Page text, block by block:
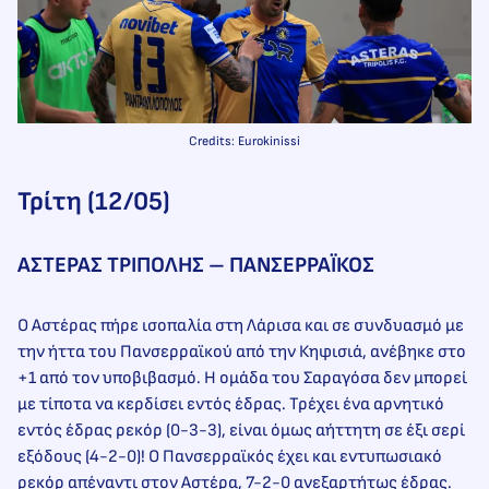
Credits: Eurokinissi
Τρίτη (12/05)
ΑΣΤΕΡΑΣ ΤΡΙΠΟΛΗΣ – ΠΑΝΣΕΡΡΑΪΚΟΣ
Ο Αστέρας πήρε ισοπαλία στη Λάρισα και σε συνδυασμό με
την ήττα του Πανσερραϊκού από την Κηφισιά, ανέβηκε στο
+1 από τον υποβιβασμό. Η ομάδα του Σαραγόσα δεν μπορεί
με τίποτα να κερδίσει εντός έδρας. Τρέχει ένα αρνητικό
εντός έδρας ρεκόρ (0-3-3), είναι όμως αήττητη σε έξι σερί
εξόδους (4-2-0)! Ο Πανσερραϊκός έχει και εντυπωσιακό
ρεκόρ απέναντι στον Αστέρα, 7-2-0 ανεξαρτήτως έδρας.